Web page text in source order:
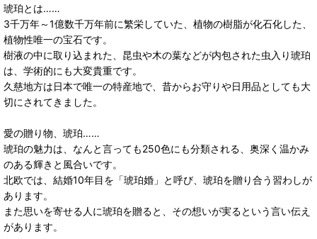
琥珀とは……
3千万年～1億数千万年前に繁栄していた、植物の樹脂が化石化した、
植物性唯一の宝石です。
樹液の中に取り込まれた、昆虫や木の葉などが内包された虫入り琥珀
は、学術的にも大変貴重です。
久慈地方は日本で唯一の特産地で、昔からお守りや日用品としても大
切にされてきました。
愛の贈り物、琥珀……
琥珀の魅力は、なんと言っても250色にも分類される、奥深く温かみ
のある輝きと風合いです。
北欧では、結婚10年目を「琥珀婚」と呼び、琥珀を贈り合う習わしが
あります。
また思いを寄せる人に琥珀を贈ると、その想いが実るという言い伝え
があります。